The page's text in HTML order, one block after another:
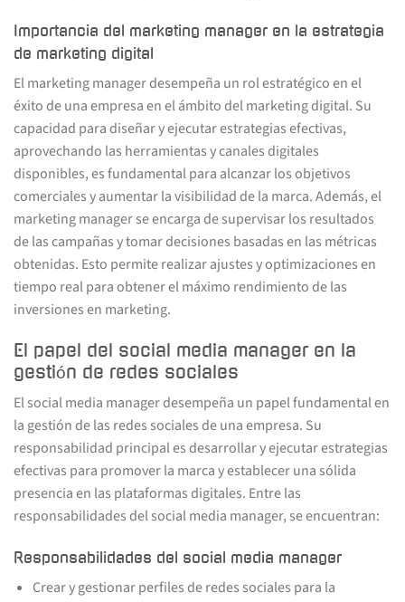
Importancia del marketing manager en la estrategia
de marketing digital
El marketing manager desempeña un rol estratégico en el
éxito de una empresa en el ámbito del marketing digital. Su
capacidad para diseñar y ejecutar estrategias efectivas,
aprovechando las herramientas y canales digitales
disponibles, es fundamental para alcanzar los objetivos
comerciales y aumentar la visibilidad de la marca. Además, el
marketing manager se encarga de supervisar los resultados
de las campañas y tomar decisiones basadas en las métricas
obtenidas. Esto permite realizar ajustes y optimizaciones en
tiempo real para obtener el máximo rendimiento de las
inversiones en marketing.
El papel del social media manager en la
gestión de redes sociales
El social media manager desempeña un papel fundamental en
la gestión de las redes sociales de una empresa. Su
responsabilidad principal es desarrollar y ejecutar estrategias
efectivas para promover la marca y establecer una sólida
presencia en las plataformas digitales. Entre las
responsabilidades del social media manager, se encuentran:
Responsabilidades del social media manager
Crear y gestionar perfiles de redes sociales para la